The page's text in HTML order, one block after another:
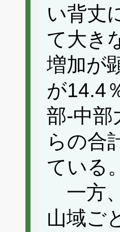
い背丈
て大き
増加が
が14.4
部‐中
らの合
ている。
一方
山域ご